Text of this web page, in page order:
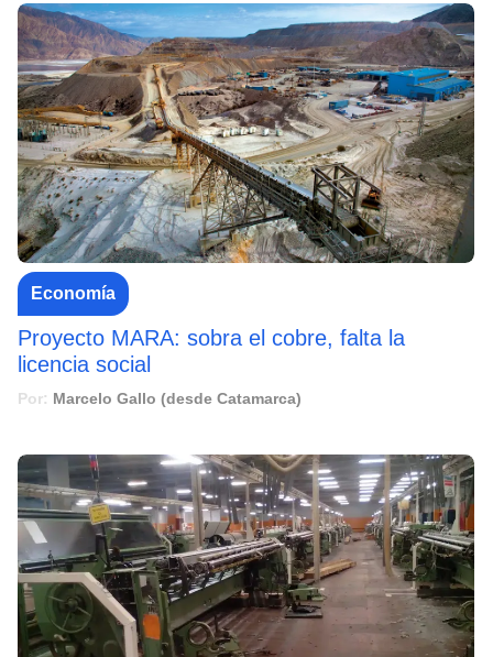
Economía
Proyecto MARA: sobra el cobre, falta la
licencia social
Por: Marcelo Gallo (desde Catamarca)